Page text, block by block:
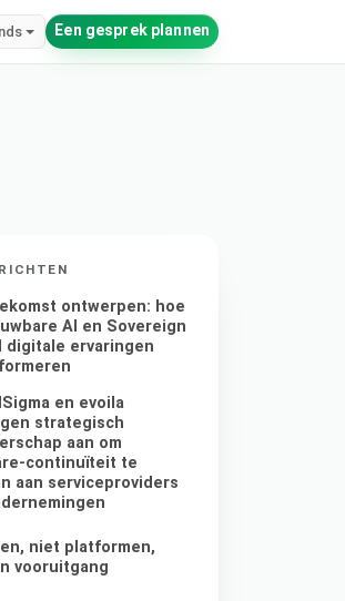
Een gesprek plannen
ontwerpen: hoe
AI en Sovereign
digitale ervaringen
en evoila
strategisch
aan om
continuïteit te
aan serviceproviders
niet platformen,
vooruitgang